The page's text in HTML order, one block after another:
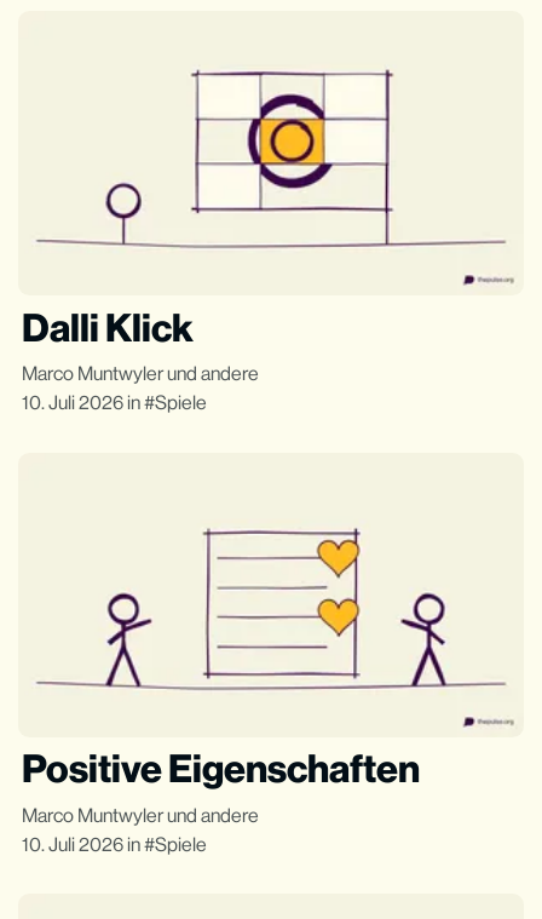
Dalli Klick
Marco Muntwylerund andere
10. Juli 2026 in Spiele
Positive Eigenschaften
Marco Muntwylerund andere
10. Juli 2026 in Spiele